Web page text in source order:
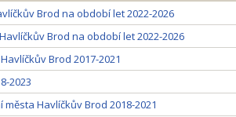
Brod na období let 2022-2026
Brod na období let 2022-2026
Brod 2017-2021
2023
Havlíčkův Brod 2018-2021